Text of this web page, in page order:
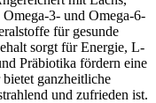
3- und Omega-6-
für gesunde
sorgt für Energie, L-
Präbiotika fördern eine
ganzheitliche
und zufrieden ist.